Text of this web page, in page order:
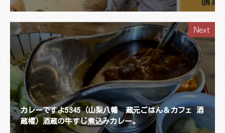
Next
カレーですよ5345（山梨八幡 蔵元ごはん＆カフェ 酒
蔵櫂）酒蔵の牛すじ煮込みカレー。